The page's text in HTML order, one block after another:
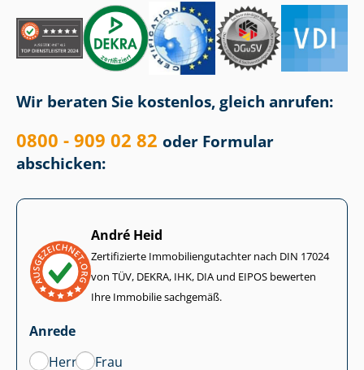
Wir beraten Sie kostenlos, gleich anrufen:
0800 - 909 02 82 oder Formular
abschicken:
André Heid
Zertifizierte Im­mo­bi­li­en­gut­ach­ter nach DIN 17024
von TÜV, DEKRA, IHK, DIA und EIPOS bewerten
Ihre Immobilie sachgemäß.
Anrede
Herr
Frau